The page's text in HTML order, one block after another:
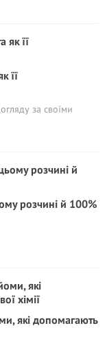
її
за своїми
розчині й 100%
які допомагають